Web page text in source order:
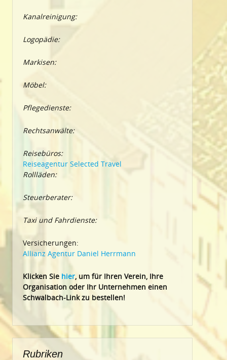
Kanalreinigung:
Logopädie:
Markisen:
Möbel:
Pflegedienste:
Rechtsanwälte:
Reisebüros:
Reiseagentur Selected Travel
Rollläden:
Steuerberater:
Taxi und Fahrdienste:
Versicherungen:
Allianz Agentur Daniel Herrmann
Klicken Sie hier, um für Ihren Verein, Ihre
Organisation oder Ihr Unternehmen einen
Schwalbach-Link zu bestellen!
Rubriken